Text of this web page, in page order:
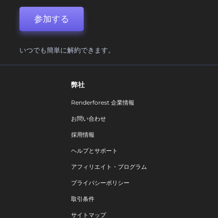
参加する
いつでも簡単に解約できます。
弊社
Renderforest 企業情報
お問い合わせ
採用情報
ヘルプとサポート
アフィリエイト・プログラム
プライバシーポリシー
取引条件
サイトマップ